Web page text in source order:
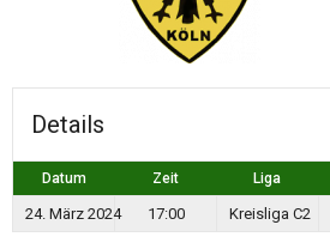
Details
Datum Zeit Liga
24. März 2024 17:00 Kreisliga C2